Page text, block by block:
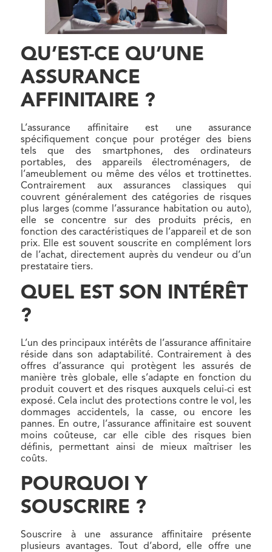
QU’EST-CE QU’UNE
ASSURANCE
AFFINITAIRE ?
L’assurance affinitaire est une assurance
spécifiquement conçue pour protéger des biens
tels que des smartphones, des ordinateurs
portables, des appareils électroménagers, de
l’ameublement ou même des vélos et trottinettes.
Contrairement aux assurances classiques qui
couvrent généralement des catégories de risques
plus larges (comme l’assurance habitation ou auto),
elle se concentre sur des produits précis, en
fonction des caractéristiques de l’appareil et de son
prix. Elle est souvent souscrite en complément lors
de l’achat, directement auprès du vendeur ou d’un
prestataire tiers.
QUEL EST SON INTÉRÊT
?
L’un des principaux intérêts de l’assurance affinitaire
réside dans son adaptabilité. Contrairement à des
offres d’assurance qui protègent les assurés de
manière très globale, elle s’adapte en fonction du
produit couvert et des risques auxquels celui-ci est
exposé. Cela inclut des protections contre le vol, les
dommages accidentels, la casse, ou encore les
pannes. En outre, l’assurance affinitaire est souvent
moins coûteuse, car elle cible des risques bien
définis, permettant ainsi de mieux maîtriser les
coûts.
POURQUOI Y
SOUSCRIRE ?
Souscrire à une assurance affinitaire présente
plusieurs avantages. Tout d’abord, elle offre une